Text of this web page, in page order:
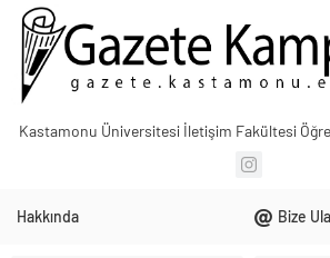
Kastamonu Üniversitesi İletişim Fakültesi
Hakkında Bize